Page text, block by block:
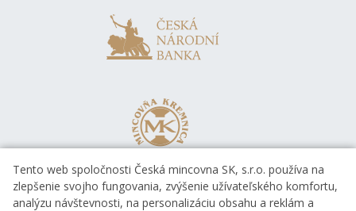
Tento web spoločnosti Česká mincovna SK, s.r.o. používa na
zlepšenie svojho fungovania, zvýšenie užívateľského komfortu,
analýzu návštevnosti, na personalizáciu obsahu a reklám a